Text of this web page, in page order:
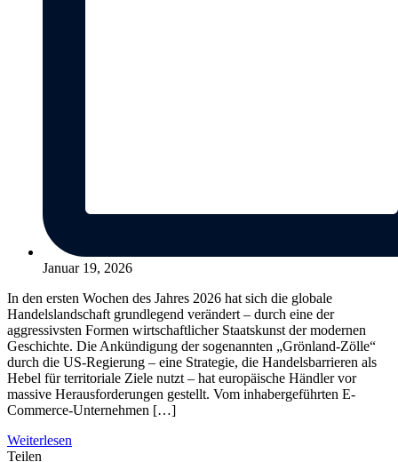
Januar 19, 2026
In den ersten Wochen des Jahres 2026 hat sich die globale
Handelslandschaft grundlegend verändert – durch eine der
aggressivsten Formen wirtschaftlicher Staatskunst der modernen
Geschichte. Die Ankündigung der sogenannten „Grönland-Zölle“
durch die US-Regierung – eine Strategie, die Handelsbarrieren als
Hebel für territoriale Ziele nutzt – hat europäische Händler vor
massive Herausforderungen gestellt. Vom inhabergeführten E-
Commerce-Unternehmen […]
Weiterlesen
Teilen